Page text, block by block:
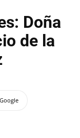
Doña
de la